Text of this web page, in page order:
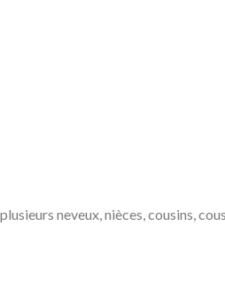
neveux, nièces, cousins,